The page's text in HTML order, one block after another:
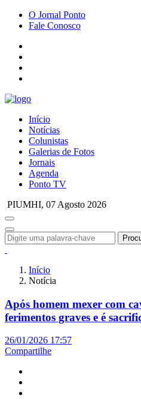
O Jornal Ponto
Fale Conosco
Início
Notícias
Colunistas
Galerias de Fotos
Jornais
Agenda
Ponto TV
PIUMHI, 07 Agosto 2026
Início
Notícia
Após homem mexer com
ferimentos graves e é
26/01/2026 17:57
Compartilhe